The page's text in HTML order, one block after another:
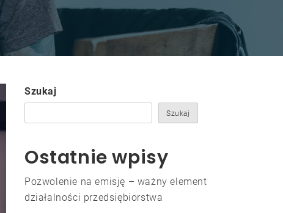
Szukaj
Szukaj
Ostatnie wpisy
Pozwolenie na emisję – ważny element
działalności przedsiębiorstwa